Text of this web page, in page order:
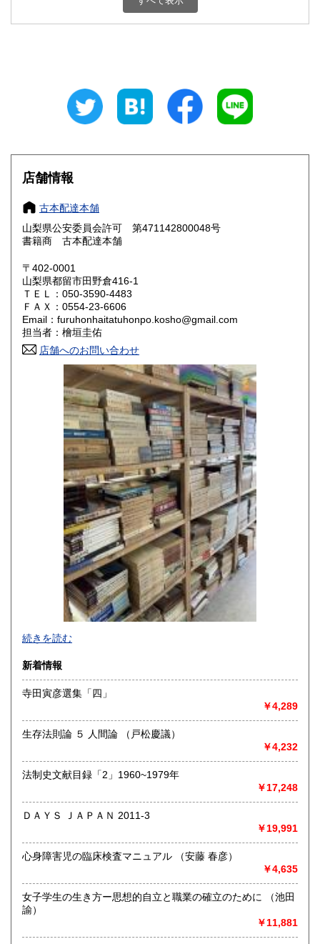
800円 三重県
大阪府
奈良県
鳥取県 800円 島根県
岡山県
山口県 800円
香川県 800円 愛媛県
高知県 800円
800円 長崎県
800円 大分県
800円 鹿児島県
1,500円
店舗情報
古本配達本舗
山梨県公安委員会許可 第471142800048号
書籍商 古本配達本舗
〒402-0001
山梨県都留市田野倉416-1
ＴＥＬ：050-3590-4483
ＦＡＸ：0554-23-6606
Email：furuhonhaitatuhonpo.kosho@gmail.com
担当者：檜垣圭佑
店舗へのお問い合わせ
-
沿線名：-
最寄駅：-
営業時間：-
定休日：-
書籍の買取について
取り扱い分野
総記、哲学宗教、歴史、社会科学、自然科学、美術工芸、国
カルチャー、古書一般（その他）
続きを読む
新着情報
寺田寅彦選集「四」
￥4,289
生存法則論 ５ 人間論 （戸松慶議）
￥4,232
法制史文献目録「2」1960~1979年
￥17,248
ＤＡＹＳ ＪＡＰＡＮ 2011-3
￥19,991
心身障害児の臨床検査マニュアル （安藤 春彦）
￥4,635
女子学生の生き方ー思想的自立と職業の確立のために （池田
諭）
￥11,881